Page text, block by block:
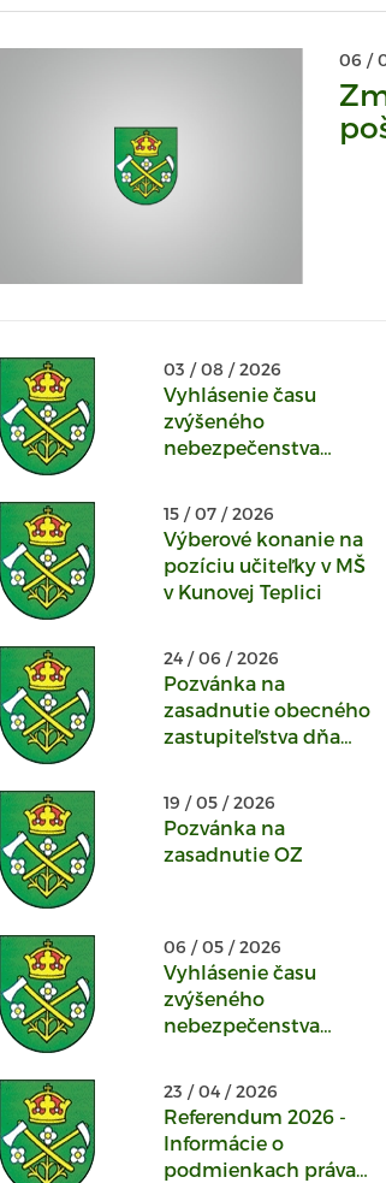
06 /
03 / 08 / 2026
Vyhlásenie času
zvýšeného
nebezpečenstva
odvolania
15 / 07 / 2026
Výberové konanie na
pozíciu učiteľky v MŠ
v Kunovej Teplici
24 / 06 / 2026
Pozvánka na
zasadnutie obecného
zastupiteľstva dňa
19 / 05 / 2026
Pozvánka na
zasadnutie OZ
06 / 05 / 2026
Vyhlásenie času
zvýšeného
nebezpečenstva
odvolania
23 / 04 / 2026
Referendum 2026 -
Informácie o
podmienkach práva